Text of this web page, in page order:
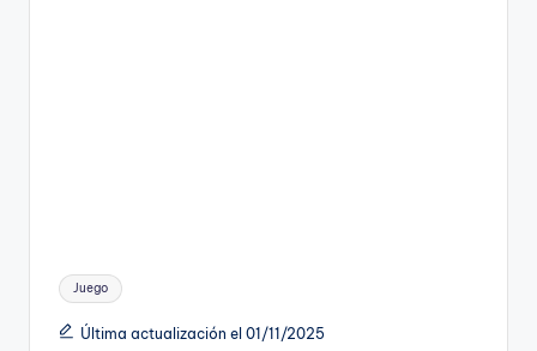
Etiquetas:
Juego
Última actualización el 01/11/2025